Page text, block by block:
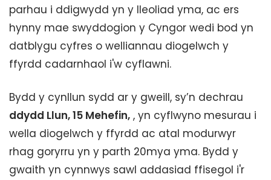
parhau i ddigwydd yn y lleoliad yma, ac ers
hynny mae swyddogion y Cyngor wedi bod yn
datblygu cyfres o welliannau diogelwch y
ffyrdd cadarnhaol i'w cyflawni.
Bydd y cynllun sydd ar y gweill, sy’n dechrau
ddydd Llun, 15 Mehefin, , yn cyflwyno mesurau i
wella diogelwch y ffyrdd ac atal modurwyr
rhag goryrru yn y parth 20mya yma. Bydd y
gwaith yn cynnwys sawl addasiad ffisegol i'r